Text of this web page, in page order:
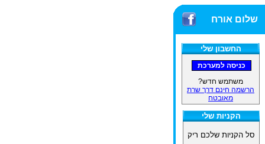
שלום אורח
החשבון שלי
משתמש חדש?
הרשמה חינם דרך שרת
מאובטח
הקניות שלי
סל הקניות שלכם ריק